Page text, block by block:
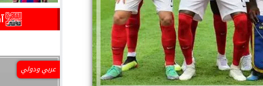
عربي ودولي